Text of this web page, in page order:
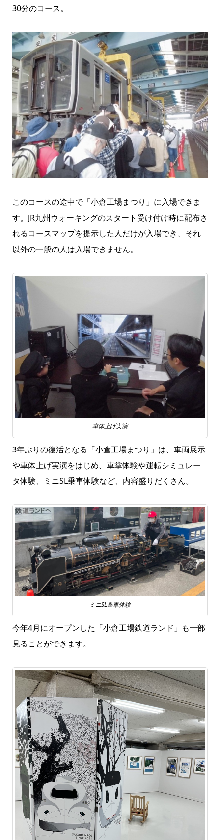
30分のコース。
このコースの途中で「小倉工場まつり」に入場できま
す。JR九州ウォーキングのスタート受け付け時に配布さ
れるコースマップを提示した人だけが入場でき、それ
以外の一般の人は入場できません。
車体上げ実演
3年ぶりの復活となる「小倉工場まつり」は、車両展示
や車体上げ実演をはじめ、車掌体験や運転シミュレー
タ体験、ミニSL乗車体験など、内容盛りだくさん。
ミニSL乗車体験
今年4月にオープンした「小倉工場鉄道ランド」も一部
見ることができます。